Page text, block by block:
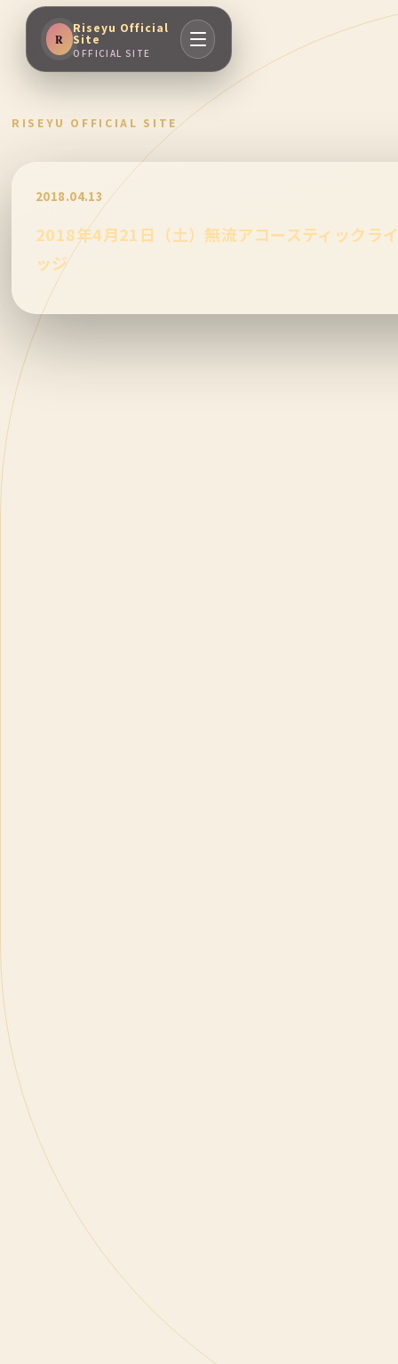
R
Riseyu Official
Site
OFFICIAL SITE
RISEYU OFFICIAL SITE
2018.04.13
2018年4月21日（土）無流アコースティックラ
ッジ